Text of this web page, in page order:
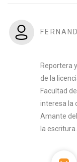
Reportera
de la
Facultad
interesa la
Amante
la escritura.